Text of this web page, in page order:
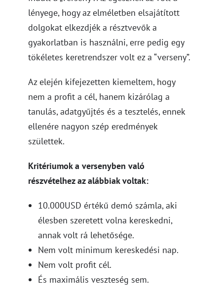
lényege, hogy az elméletben elsajátított
dolgokat elkezdjék a résztvevők a
gyakorlatban is használni, erre pedig egy
tökéletes keretrendszer volt ez a “verseny”.
Az elején kifejezetten kiemeltem, hogy
nem a profit a cél, hanem kizárólag a
tanulás, adatgyűjtés és a tesztelés, ennek
ellenére nagyon szép eredmények
születtek.
Kritériumok a versenyben való
részvételhez az alábbiak voltak:
10.000USD értékű demó számla, aki
élesben szeretett volna kereskedni,
annak volt rá lehetősége.
Nem volt minimum kereskedési nap.
Nem volt profit cél.
És maximális veszteség sem.